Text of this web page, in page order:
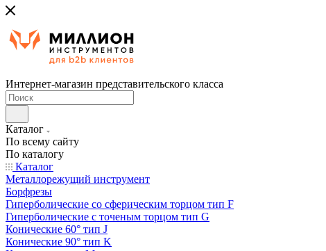
Интернет-магазин представительского класса
Каталог
По всему сайту
По каталогу
Каталог
Металлорежущий инструмент
Борфрезы
Гиперболические cо сферическим торцом тип F
Гиперболические с точеным торцом тип G
Конические 60° тип J
Конические 90° тип K